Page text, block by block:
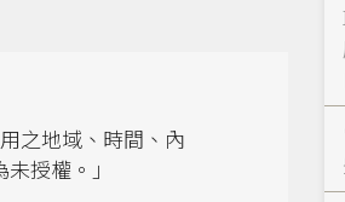
之地域、時間、內
授權。」